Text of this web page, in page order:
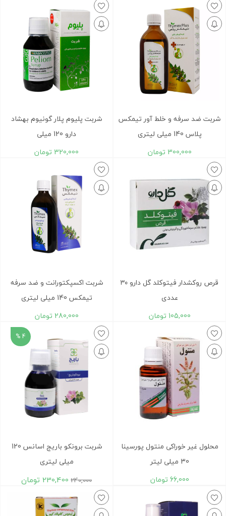
شربت ضد سرفه و خلط آور تیمکس
پلاس 140 میلی لیتری
300,000 تومان
شربت پلیوم پلار گونیوم بهشاد
دارو 120 میلی
320,000 تومان
قرص روکش‎دار فیتوکلد گل دارو ۳۰
عددی
105,000 تومان
شربت اکسپکتورانت و ضد سرفه
تیمکس 140 میلی لیتری
280,000 تومان
محلول غیر خوراکی منتول پورسینا
30 میلی لیتر
66,000 تومان
4 %
شربت برونکو باریج اسانس 120
میلی ‎لیتری
240,000
230,400 تومان